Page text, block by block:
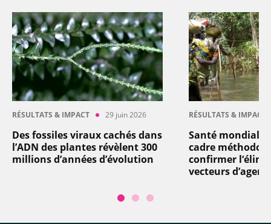
RÉSULTATS & IMPACT 29 juin 2026
Des fossiles viraux cachés dans
l’ADN des plantes révèlent 300
millions d’années d’évolution
RÉSULTATS & IMPACT
Santé mondiale
cadre
confirmer
vecteurs